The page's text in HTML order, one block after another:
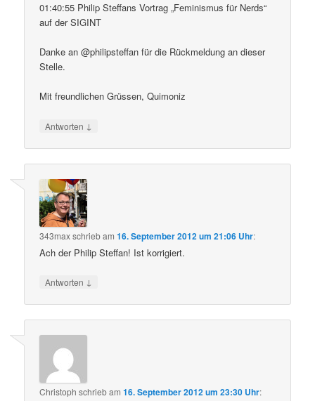
01:40:55 Philip Steffans Vortrag „Feminismus für Nerds“
auf der SIGINT
Danke an ‏@philipsteffan für die Rückmeldung an dieser
Stelle.
Mit freundlichen Grüssen, Quimoniz
Antworten ↓
343maxschriebam16. September 2012 um 21:06 Uhr:
Ach der Philip Steffan! Ist korrigiert.
Antworten ↓
Christoph schriebam16. September 2012 um 23:30 Uhr: